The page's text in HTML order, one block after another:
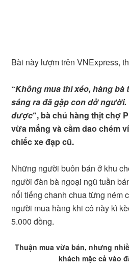
Bài này lượm trên VNExpress,
“Không mua thì xéo, hàng
sáng ra đã gặp con dở
được“, bà chủ hàng thịt chợ
vừa mắng và cầm dao chém
chiếc xe đạp cũ.
Những người buôn bán ở khu
người đàn bà ngoại ngũ tuần
nổi tiếng chanh chua từng ném
người mua hàng khi cô này kì
5.000 đồng.
Thuận mua vừa bán, nhưng
khách mặc cả vào